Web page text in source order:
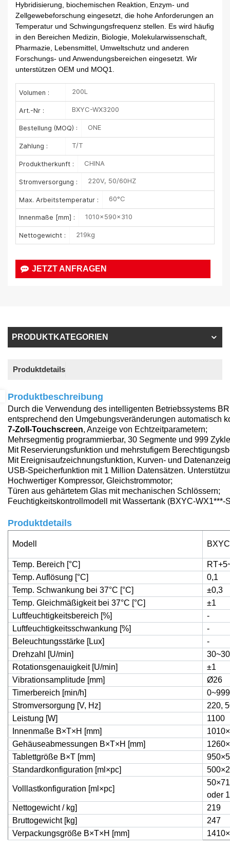
Hybridisierung, biochemischen Reaktion, Enzym- und
Zellgewebeforschung eingesetzt, die hohe Anforderungen an
Temperatur und Schwingungsfrequenz stellen. Es wird häufig
in den Bereichen Medizin, Biologie, Molekularwissenschaft,
Pharmazie, Lebensmittel, Umweltschutz und anderen
Forschungs- und Anwendungsbereichen eingesetzt. Wir
unterstützen OEM und MOQ1.
Volumen : 200L
Art.-Nr : BXYC-WX3200
Bestellung (MOQ) : ONE
Zahlung : T/T
Produktherkunft : CHINA
Stromversorgung : 220V, 50/60HZ
Max. Arbeitstemperatur : 60°C
Innenmaße [mm] : 1010×590×310
Nettogewicht : 219kg
JETZT ANFRAGEN
PRODUKTKATEGORIEN
Produktdetails
Produktbeschreibung
Durch die Verwendung des intelligenten Betriebssystems
entsprechend den Umgebungsveränderungen automatisch
7-Zoll-Touchscreen, Anzeige von Echtzeitparametern;
Mehrsegmentig programmierbar, 30 Segmente und 999
Mit Reservierungsfunktion und mehrstufigem
Mit Ereignisaufzeichnungsfunktion, Kurven- und
USB-Speicherfunktion mit 1 Million Datensätzen.
Hochwertiger Kompressor, Gleichstrommotor;
Türen aus gehärtetem Glas mit mechanischen Schlössern;
Feuchtigkeitskontrollmodell mit Wassertank (BXYC-WX1***-
Produktdetails
Modell
Temp. Bereich [°C]
Temp. Auflösung [°C]
0,1
Temp. Schwankung bei 37°C [°C]
±0,3
Temp. Gleichmäßigkeit bei 37°C [°C]
±1
Luftfeuchtigkeitsbereich [%]
-
Luftfeuchtigkeitsschwankung [%]
-
Beleuchtungsstärke [Lux]
-
Drehzahl [U/min]
Rotationsgenauigkeit [U/min]
±1
Vibrationsamplitude [mm]
Ø26
Timerbereich [min/h]
0~999
Stromversorgung [V, Hz]
220,
Leistung [W]
1100
Innenmaße B×T×H [mm]
Gehäuseabmessungen B×T×H [mm]
Tablettgröße B×T [mm]
Standardkonfiguration [ml×pc]
Volllastkonfiguration [ml×pc]
oder
Nettogewicht / kg]
219
Bruttogewicht [kg]
247
Verpackungsgröße B×T×H [mm]